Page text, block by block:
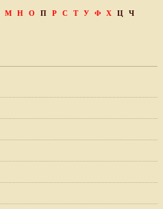
М Н О П Р С Т У Ф Х Ц
Ч